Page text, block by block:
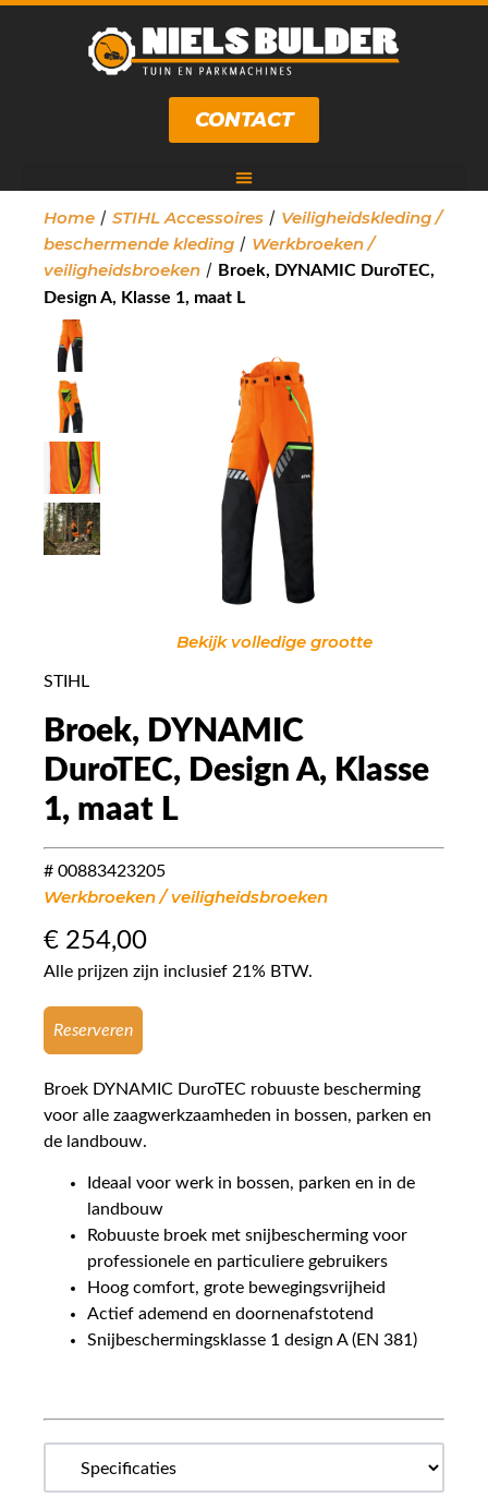
CONTACT
Home / STIHL Accessoires / Veiligheidskleding /
beschermende kleding / Werkbroeken /
veiligheidsbroeken / Broek, DYNAMIC DuroTEC,
Design A, Klasse 1, maat L
Bekijk volledige grootte
STIHL
Broek, DYNAMIC
DuroTEC, Design A, Klasse
1, maat L
# 00883423205
Werkbroeken / veiligheidsbroeken
€ 254,00
Alle prijzen zijn inclusief 21% BTW.
Reserveren
Broek DYNAMIC DuroTEC robuuste bescherming
voor alle zaagwerkzaamheden in bossen, parken en
de landbouw.
Ideaal voor werk in bossen, parken en in de
landbouw
Robuuste broek met snijbescherming voor
professionele en particuliere gebruikers
Hoog comfort, grote bewegingsvrijheid
Actief ademend en doornenafstotend
Snijbeschermingsklasse 1 design A (EN 381)